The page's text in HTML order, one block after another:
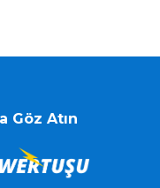
Göz Atın